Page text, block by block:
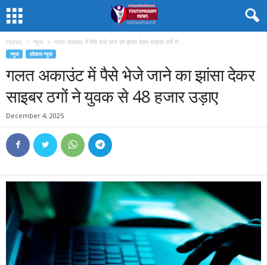
Home न्यूज गलत अकाउंट में पैसे भेजे जाने का झांसा देकर साइबर ठगों ने...
न्यूज लोकल न्यूज
गलत अकाउंट में पैसे भेजे जाने का झांसा देकर
साइबर ठगों ने युवक से 48 हजार उड़ाए
December 4, 2025